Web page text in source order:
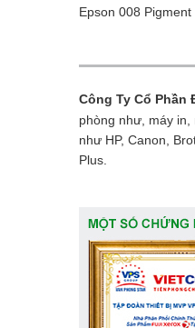
Epson 008
Công Ty Cổ Phần
phòng như, máy
như HP, Canon,
Plus.